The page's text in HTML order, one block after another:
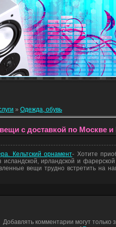
» Одежда, обувь
с доставкой по Москве
Кельтский орнамент- Хотите
ирландской и
вещи трудно встретить на
Добавлять комментарии могут только